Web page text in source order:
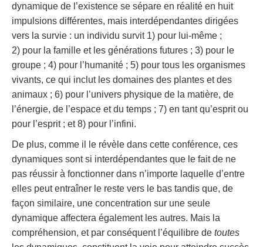
dynamique de l’existence se sépare en réalité en huit
impulsions différentes, mais interdépendantes dirigées
vers la survie : un individu survit 1) pour lui-même ;
2) pour la famille et les générations futures ; 3) pour le
groupe ; 4) pour l’humanité ; 5) pour tous les organismes
vivants, ce qui inclut les domaines des plantes et des
animaux ; 6) pour l’univers physique de la matière, de
l’énergie, de l’espace et du temps ; 7) en tant qu’esprit ou
pour l’esprit ; et 8) pour l’infini.
De plus, comme il le révèle dans cette conférence, ces
dynamiques sont si interdépendantes que le fait de ne
pas réussir à fonctionner dans n’importe laquelle d’entre
elles peut entraîner le reste vers le bas tandis que, de
façon similaire, une concentration sur une seule
dynamique affectera également les autres. Mais la
compréhension, et par conséquent l’équilibre de toutes